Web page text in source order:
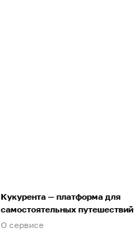
Кукурента — платформа для
самостоятельных путешествий
О сервисе